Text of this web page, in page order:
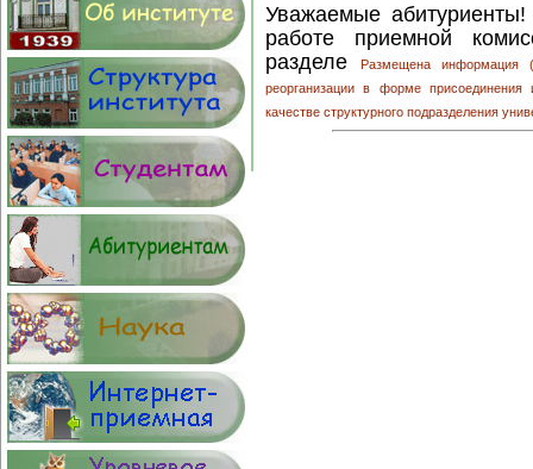
Уважаемые
работе приемной
разделе
Размещена информация
реорганизации в форме присоединения
качестве структурного подразделения